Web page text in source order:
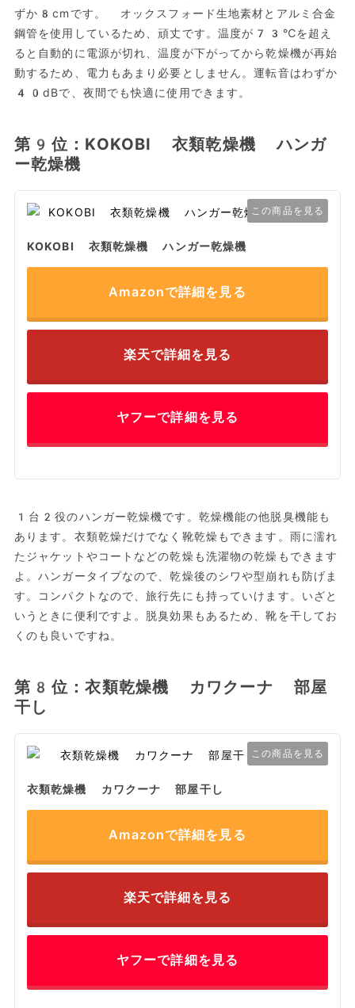
ずか8cmです。 オックスフォード生地素材とアルミ合金
鋼管を使用しているため、頑丈です。温度が73℃を超え
ると自動的に電源が切れ、温度が下がってから乾燥機が再始
動するため、電力もあまり必要としません。運転音はわずか
40dBで、夜間でも快適に使用できます。
第9位：KOKOBI 衣類乾燥機 ハンガ
ー乾燥機
この商品を見る
KOKOBI 衣類乾燥機 ハンガー乾燥機
Amazonで詳細を見る
楽天で詳細を見る
ヤフーで詳細を見る
1台2役のハンガー乾燥機です。乾燥機能の他脱臭機能も
あります。衣類乾燥だけでなく靴乾燥もできます。雨に濡れ
たジャケットやコートなどの乾燥も洗濯物の乾燥もできます
よ。ハンガータイプなので、乾燥後のシワや型崩れも防げま
す。コンパクトなので、旅行先にも持っていけます。いざと
いうときに便利ですよ。脱臭効果もあるため、靴を干してお
くのも良いですね。
第8位：衣類乾燥機 カワクーナ 部屋
干し
この商品を見る
衣類乾燥機 カワクーナ 部屋干し
Amazonで詳細を見る
楽天で詳細を見る
ヤフーで詳細を見る